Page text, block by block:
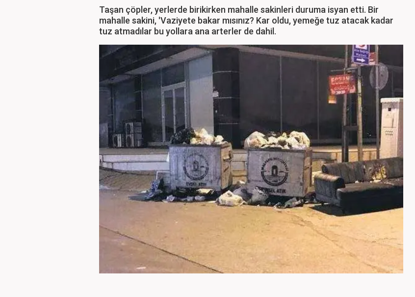
Taşan çöpler, yerlerde birikirken mahalle sakinleri duruma isyan etti. Bir
mahalle sakini, 'Vaziyete bakar mısınız? Kar oldu, yemeğe tuz atacak kadar
tuz atmadılar bu yollara ana arterler de dahil.